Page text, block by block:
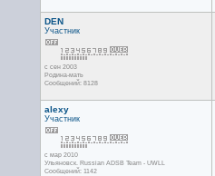
DEN
Участник
с сен 2003
Родина-мать
Сообщений: 8128
alexy
Участник
с мар 2010
Ульяновск. Russian ADSB Team - UWLL
Сообщений: 1142